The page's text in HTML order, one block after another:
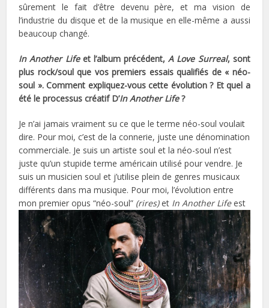
sûrement le fait d’être devenu père, et ma vision de
l’industrie du disque et de la musique en elle-même a aussi
beaucoup changé.
In Another Lifeet l’album précédent,A Love Surreal, sont
plus rock/soul que vos premiers essais qualifiés de « néo-
soul ». Comment expliquez-vous cette évolution ? Et quel a
été le processus créatif D’In Another Life?
Je n’ai jamais vraiment su ce que le terme néo-soul voulait
dire. Pour moi, c’est de la connerie, juste une dénomination
commerciale. Je suis un artiste soul et la néo-soul n’est
juste qu’un stupide terme américain utilisé pour vendre. Je
suis un musicien soul et j’utilise plein de genres musicaux
différents dans ma musique. Pour moi, l’évolution entre
mon premier opus “néo-soul” (rires)et In AnotherLifeest